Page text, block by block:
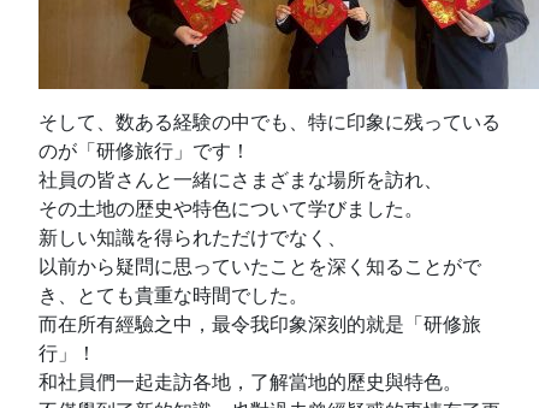
そして、数ある経験の中でも、特に印象に残っている
のが「研修旅行」です！
社員の皆さんと一緒にさまざまな場所を訪れ、
その土地の歴史や特色について学びました。
新しい知識を得られただけでなく、
以前から疑問に思っていたことを深く知ることがで
き、とても貴重な時間でした。
而在所有經驗之中，最令我印象深刻的就是「研修旅
行」！
和社員們一起走訪各地，了解當地的歷史與特色。